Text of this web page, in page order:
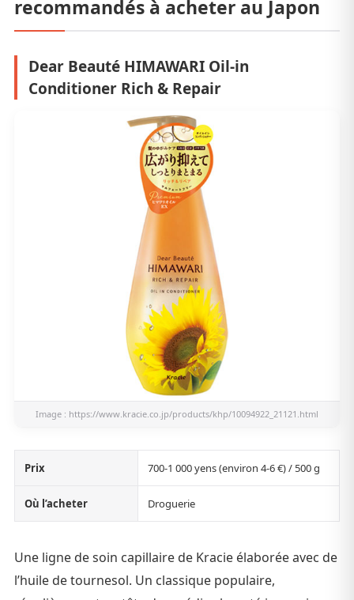
recommandés à acheter au Japon
Dear Beauté HIMAWARI Oil-in
Conditioner Rich & Repair
Image : https://www.kracie.co.jp/products/khp/10094922_21121.html
Prix 700-1 000 yens (environ 4-6 €) / 500 g
Où l’acheter Droguerie
Une ligne de soin capillaire de Kracie élaborée avec de
l’huile de tournesol. Un classique populaire,